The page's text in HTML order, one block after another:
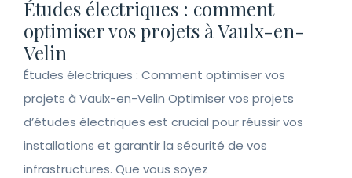
Études électriques : comment
optimiser vos projets à Vaulx-en-
Velin
Études électriques : Comment optimiser vos
projets à Vaulx-en-Velin Optimiser vos projets
d’études électriques est crucial pour réussir vos
installations et garantir la sécurité de vos
infrastructures. Que vous soyez